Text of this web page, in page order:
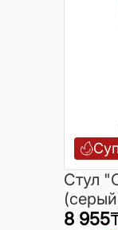
Cтул
8 955